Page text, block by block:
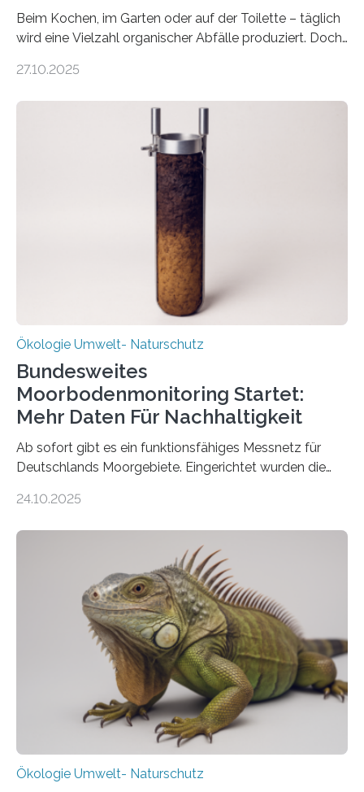
Beim Kochen, im Garten oder auf der Toilette – täglich
wird eine Vielzahl organischer Abfälle produziert. Doch
Potenzial nur dann entfalten können, wenn sie in
Veränderung der Wirtschaft wichtig ist, zeigt der vom
Deutschen Biomasseforschungszentrum und der
Stadtreinigung Leipzig konzipierte und am 24. Oktober
2025 offiziell eingeweihte Stadtrundgang „KreisLauf“. Er
ist ab sofort im Leipziger Stadtgebiet…
27.10.2025
Ökologie Umwelt- Naturschutz
Bundesweites
Moorbodenmonitoring Startet:
Mehr Daten Für Nachhaltigkeit
Ab sofort gibt es ein funktionsfähiges Messnetz für
Deutschlands Moorgebiete. Eingerichtet wurden die
vergangenen fünf Jahren von Wissenschaftlerinnen
heutigen Donnerstag übergeben sie ihren Bericht zur
Aufbauphase an den Auftraggeber, das
Bundesministerium für Landwirtschaft, Ernährung und
Heimat. Braunschweig/Eberswalde (23. Oktober 2025).
Ein Netz aus 155 Messstationen spannt sich neuerdings
über Deutschlands Moorböden. Eingerichtet wurden sie
in den vergangenen fünf Jahren von
Wissenschaftlerinnen und Wissenschaftlern des
Thünen-Instituts für Agrarklimaschutz…
24.10.2025
Ökologie Umwelt- Naturschutz